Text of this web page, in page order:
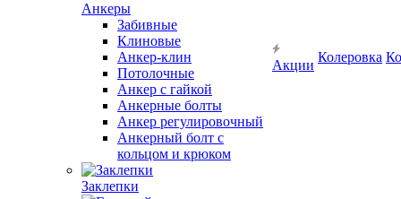
Анкеры
Забивные
Клиновые
Анкер-клин
Потолочные
Анкер с гайкой
Анкерные болты
Анкер регулировочный
Анкерный болт с
кольцом и крюком
Заклепки
Акции
Колеровка